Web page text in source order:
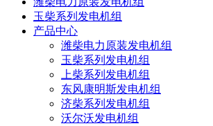
玉柴系列发电机组
产品中心
潍柴电力原装发电机组
玉柴系列发电机组
上柴系列发电机组
东风康明斯发电机组
济柴系列发电机组
沃尔沃发电机组